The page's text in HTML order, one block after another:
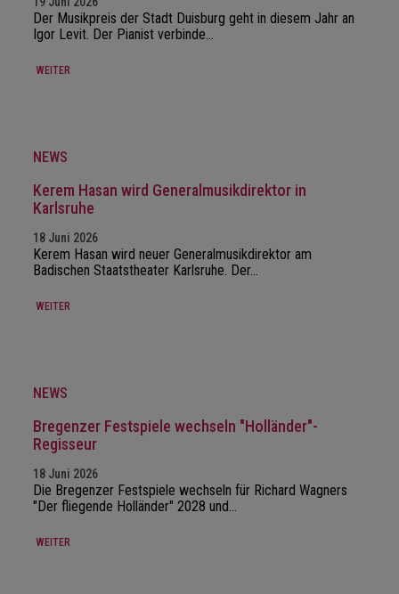
Der Musikpreis der Stadt Duisburg geht in diesem Jahr an
Igor Levit. Der Pianist verbinde…
WEITER
NEWS
Kerem Hasan wird Generalmusikdirektor in
Karlsruhe
18 Juni 2026
Kerem Hasan wird neuer Generalmusikdirektor am
Badischen Staatstheater Karlsruhe. Der…
WEITER
NEWS
Bregenzer Festspiele wechseln "Holländer"-
Regisseur
18 Juni 2026
Die Bregenzer Festspiele wechseln für Richard Wagners
"Der fliegende Holländer" 2028 und…
WEITER